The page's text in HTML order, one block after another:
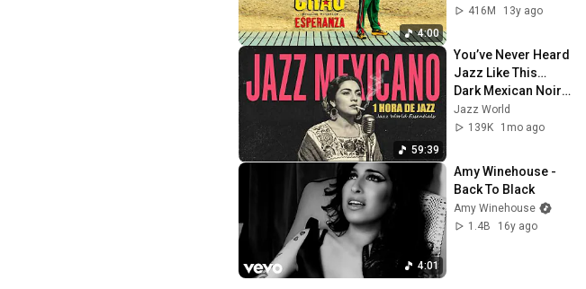
4:00
416M
13y ago
59:39
You’ve Never Heard
Jazz Like This…
Dark Mexican Noir
Jazz Mix
Jazz World
139K
1mo ago
4:01
Amy Winehouse -
Back To Black
Amy Winehouse
1.4B
16y ago